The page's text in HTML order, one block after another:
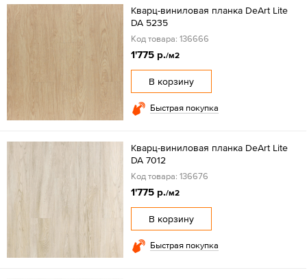
Кварц-виниловая планка DeArt Lite
DA 5235
Код товара: 136666
1'775 р./м2
В корзину
Быстрая покупка
Кварц-виниловая планка DeArt Lite
DA 7012
Код товара: 136676
1'775 р./м2
В корзину
Быстрая покупка